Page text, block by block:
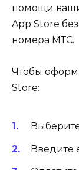
помощи
App Store
номера МТС.
Чтобы
Store:
Введите